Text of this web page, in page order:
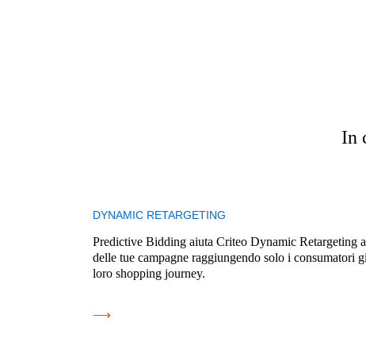
In
DYNAMIC RETARGETING
Predictive Bidding aiuta Criteo Dynamic Retargeting
delle tue campagne raggiungendo solo i consumatori
loro shopping journey.
⟶